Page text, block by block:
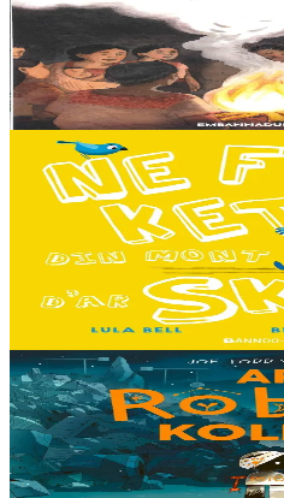
Tout en haut des vertes collines, là
brouillard des matinées feutrées,
Sakamch'en....
En stock11,00 €
3 ans et plus
Bannoù-heol
I don't want to go to
C'est le premier jour d'école des
pas envie d'y aller. Mais quand les
grande surprise les attend…...
13,00 €
8 ans et plus
Timilenn
The Lost Robot
Au cœur d’une décharge, un petit